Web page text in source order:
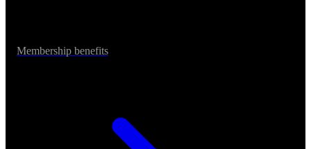
Membership benefits